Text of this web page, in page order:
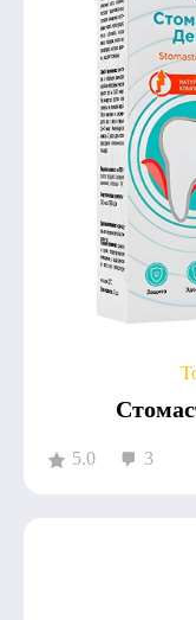
5.0 3